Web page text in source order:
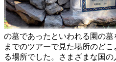
の墓であったといわれる園の
までのツアーで見た場所のど
る場所でした。さまざまな国